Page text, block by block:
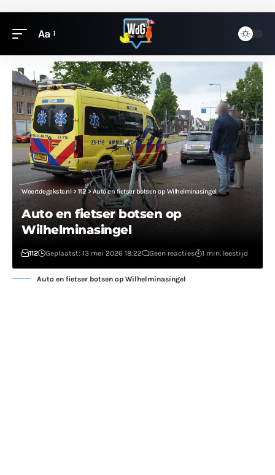
Aa
Weertdegekste.nl>112>Auto en fietser botsen op Wilhelminasingel
Auto en fietser botsen op
Wilhelminasingel
112 Geplaatst: 13 mei 2026 18:22 Geen reacties 1 min. leestijd
Auto en fietser botsen op Wilhelminasingel